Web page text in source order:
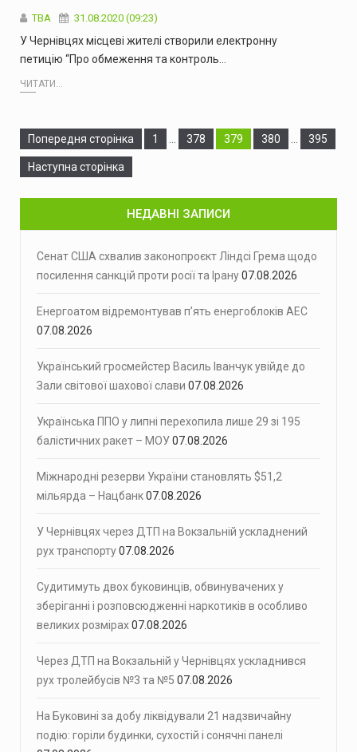
TBA 31.08.2020 (09:23)
У Чернівцях місцеві жителі створили електронну
петицію “Про обмеження та контроль…
ЧИТАТИ...
Попередня сторінка Сторінка
1 Сторінка
378 Сторінка
379 Сторінка
380 Сторінка
395
Наступна сторінка
НЕДАВНІ ЗАПИСИ
Сенат США схвалив законопроєкт Ліндсі Грема щодо
посилення санкцій проти росії та Ірану07.08.2026
Енергоатом відремонтував п’ять енергоблоків АЕС
07.08.2026
Український гросмейстер Василь Іванчук увійде до
Зали світової шахової слави 07.08.2026
Українська ППО у липні перехопила лише 29 зі 195
балістичних ракет – МОУ07.08.2026
Міжнародні резерви України становлять $51,2
мільярда – Нацбанк07.08.2026
У Чернівцях через ДТП на Вокзальній ускладнений
рух транспорту07.08.2026
Судитимуть двох буковинців, обвинувачених у
зберіганні і розповсюдженні наркотиків в особливо
великих розмірах07.08.2026
Через ДТП на Вокзальній у Чернівцях ускладнився
рух тролейбусів №3 та №5 07.08.2026
На Буковині за добу ліквідували 21 надзвичайну
подію: горіли будинки, сухостій і сонячні панелі